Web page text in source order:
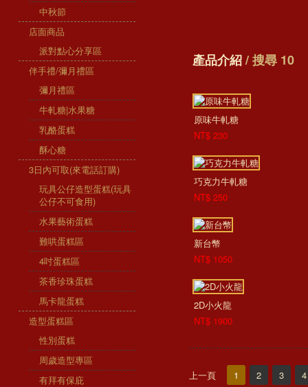
中秋節
店面商品
派對點心分享區
伴手禮/彌月禮區
彌月禮區
牛軋糖|水果糖
乳酪蛋糕
酥心糖
3日內可取(來電話訂購)
玩具公仔造型蛋糕(玩具
公仔不可食用)
水果藝術蛋糕
難哄蛋糕區
4吋蛋糕區
茶香珍珠蛋糕
馬卡龍蛋糕
造型蛋糕區
性別蛋糕
周歲造型專區
有拜有保庇
產品介紹/ 搜尋 10
原味牛軋糖
NT$ 230
巧克力牛軋糖
NT$ 250
新台幣
NT$ 1050
2D小火龍
NT$ 1900
上一頁 1 2 3 4